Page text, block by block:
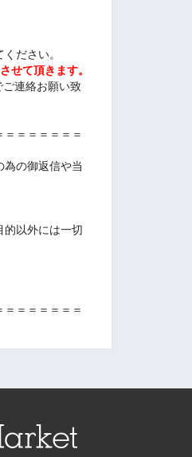
ださい。
せて頂きます。
ご連絡お願い致
＝＝＝＝＝＝ ＝
の御返信や当
的以外には一切
＝＝＝＝＝＝ ＝